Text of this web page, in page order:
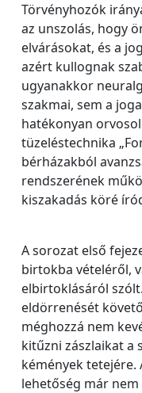
Törvényhozók
az unszolás, hogy
elvárásokat, és a
azért kullognak
ugyanakkor
szakmai, sem a
hatékonyan
tüzeléstechnika
bérházakból
rendszerének
kiszakadás köré
A sorozat első
birtokba vételéről,
elbirtoklásáról
eldörrenését
méghozzá nem
kitűzni zászlaikat
kémények tetejére.
lehetőség már